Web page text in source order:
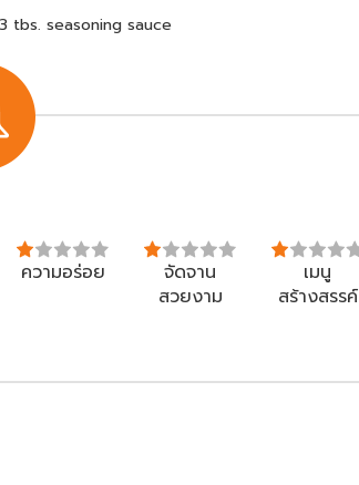
3 tbs. seasoning sauce
ความอร่อย
จัดจาน
สวยงาม
เมนู
สร้างสรรค์